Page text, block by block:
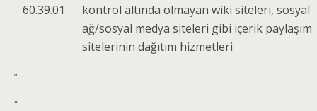
60.39.01
kontrol altında olmayan wiki siteleri, sosyal
ağ/sosyal medya siteleri gibi içerik paylaşım
sitelerinin dağıtım hizmetleri
”
“